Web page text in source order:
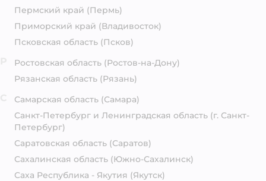
Пермский край (Пермь)
Приморский край (Владивосток)
Псковская область (Псков)
Ростовская область (Ростов-на-Дону)
Рязанская область (Рязань)
Самарская область (Самара)
Санкт-Петербург и Ленинградская область (г. Санкт-
Петербург)
Саратовская область (Саратов)
Сахалинская область (Южно-Сахалинск)
Саха Республика - Якутия (Якутск)